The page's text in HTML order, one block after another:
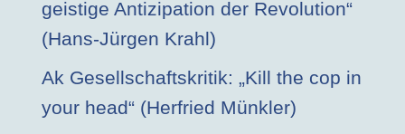
geistige Antizipation der Revolution“
(Hans-Jürgen Krahl)
Ak Gesellschaftskritik: „Kill the cop in
your head“ (Herfried Münkler)